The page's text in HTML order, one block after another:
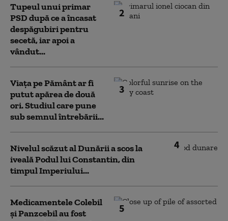
2
Tupeul unui primar
PSD după ce a încasat
despăgubiri pentru
secetă, iar apoi a
vândut...
3
Viața pe Pământ ar fi
putut apărea de două
ori. Studiul care pune
sub semnul întrebării...
4
Nivelul scăzut al Dunării a scos la
iveală Podul lui Constantin, din
timpul Imperiului...
5
Medicamentele Colebil
și Panzcebil au fost